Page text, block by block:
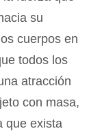
su
cuerpos en
todos los
atracción
con masa,
que exista